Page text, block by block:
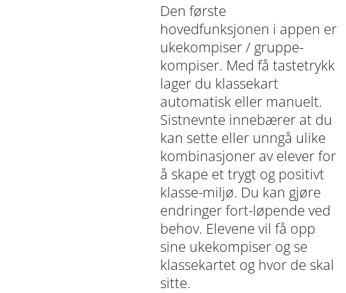
Den første
hovedfunksjonen i appen er
ukekompiser / gruppe-
kompiser. Med få tastetrykk
lager du klassekart
automatisk eller manuelt.
Sistnevnte innebærer at du
kan sette eller unngå ulike
kombinasjoner av elever for
å skape et trygt og positivt
klasse-miljø. Du kan gjøre
endringer fort-løpende ved
behov. Elevene vil få opp
sine ukekompiser og se
klassekartet og hvor de skal
sitte.